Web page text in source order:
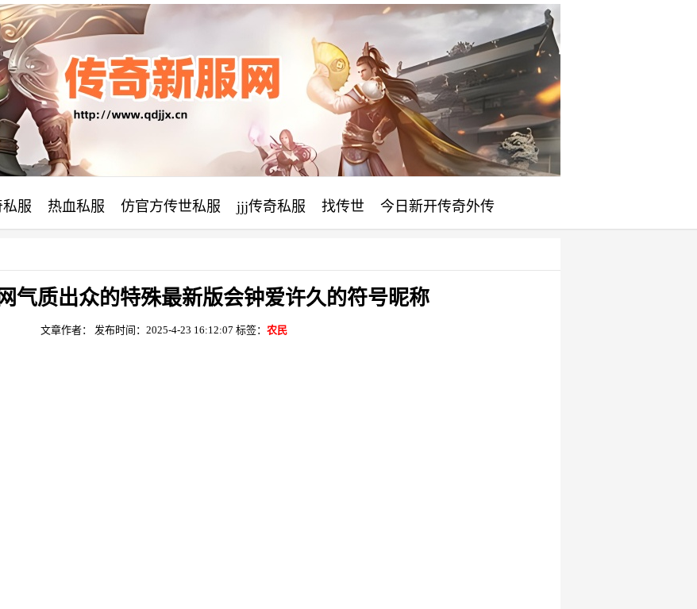
私服 热血私服 仿官方传世私服 jjj传奇私服 找传世 今日新开传奇外传
气质出众的特殊最新版会钟爱许久的符号昵称
文章作者： 发布时间：2025-4-23 16:12:07 标签： 农民